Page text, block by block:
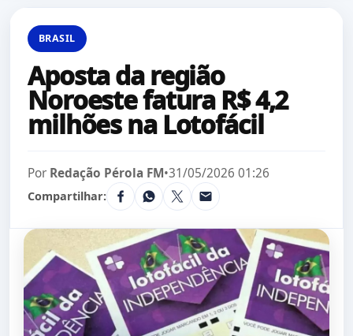
BRASIL
Aposta da região
Noroeste fatura R$ 4,2
milhões na Lotofácil
Por Redação Pérola FM•31/05/2026 01:26
Compartilhar: